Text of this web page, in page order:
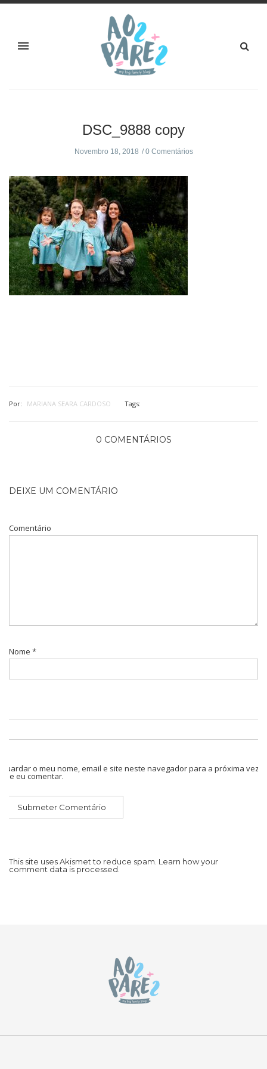
DSC_9888 copy
Novembro 18, 2018 0 Comentários
Por: MARIANA SEARA CARDOSO Tags:
0 COMENTÁRIOS
DEIXE UM COMENTÁRIO
Comentário
Nome *
Guardar o meu nome, email e site neste navegador para a próxima vez
que eu comentar.
This site uses Akismet to reduce spam. Learn how your
comment data is processed.